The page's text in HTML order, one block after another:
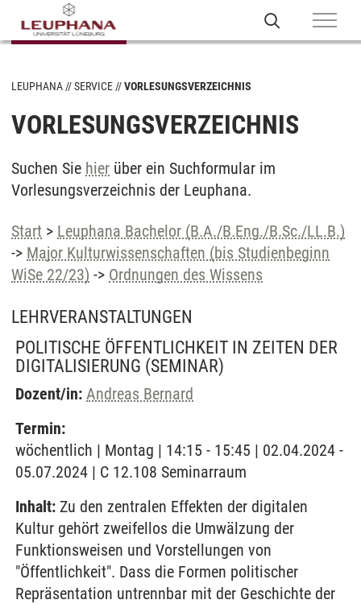
LEUPHANA SERVICE VORLESUNGSVERZEICHNIS
VORLESUNGSVERZEICHNIS
Suchen Sie hier über ein Suchformular im
Vorlesungsverzeichnis der Leuphana.
Start > Leuphana Bachelor (B.A./B.Eng./B.Sc./LL.B.)
-> Major Kulturwissenschaften (bis Studienbeginn
WiSe 22/23) -> Ordnungen des Wissens
LEHRVERANSTALTUNGEN
POLITISCHE ÖFFENTLICHKEIT IN ZEITEN DER
DIGITALISIERUNG (SEMINAR)
Dozent/in: Andreas Bernard
Termin:
wöchentlich | Montag | 14:15 - 15:45 | 02.04.2024 -
05.07.2024 | C 12.108 Seminarraum
Inhalt: Zu den zentralen Effekten der digitalen
Kultur gehört zweifellos die Umwälzung der
Funktionsweisen und Vorstellungen von
"Öffentlichkeit". Dass die Formen politischer
Repräsentation untrennbar mit der Geschichte der